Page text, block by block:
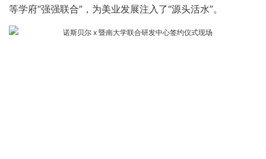
等学府“强强联合”，为美业发展注入了“源头活水”。